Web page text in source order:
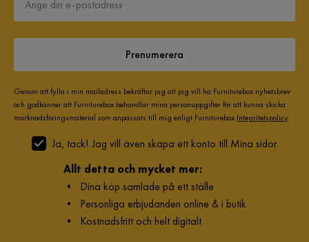
Prenumerera
Genom att fylla i min mailadress bekräftar jag att jag vill ha Furniturebox nyhetsbrev
och godkänner att Furniturebox behandlar mina personuppgifter för att kunna skicka
marknadsföringsmaterial som anpassats till mig enligt Furniturebox Integritetspolicy.
Ja, tack! Jag vill även skapa ett konto till Mina sidor.
Allt detta och mycket mer:
• Dina köp samlade på ett ställe
• Personliga erbjudanden online & i butik
• Kostnadsfritt och helt digitalt